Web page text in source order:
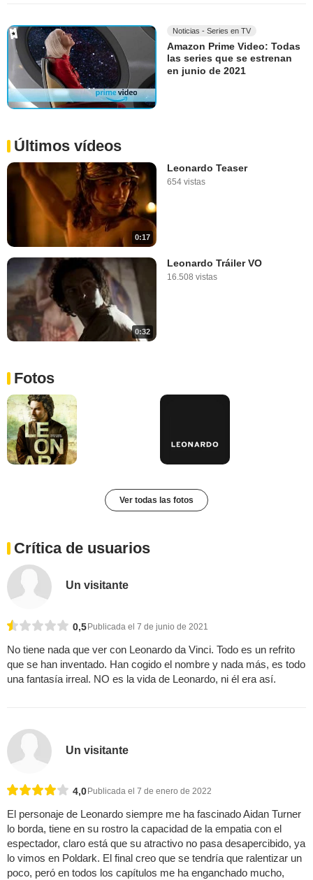
Noticias - Series en TV
Amazon Prime Video: Todas
las series que se estrenan
en junio de 2021
Últimos vídeos
0:17
Leonardo Teaser
654 vistas
0:32
Leonardo Tráiler VO
16.508 vistas
Fotos
Ver todas las fotos
Crítica de usuarios
Un visitante
0,5 Publicada el 7 de junio de 2021
No tiene nada que ver con Leonardo da Vinci. Todo es un refrito
que se han inventado. Han cogido el nombre y nada más, es todo
una fantasía irreal. NO es la vida de Leonardo, ni él era así.
Un visitante
4,0 Publicada el 7 de enero de 2022
El personaje de Leonardo siempre me ha fascinado Aidan Turner
lo borda, tiene en su rostro la capacidad de la empatia con el
espectador, claro está que su atractivo no pasa desapercibido, ya
lo vimos en Poldark. El final creo que se tendría que ralentizar un
poco, peró en todos los capítulos me ha enganchado mucho,